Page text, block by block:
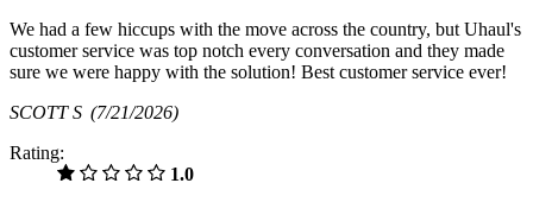
We had a few hiccups with the move across the country, but Uhaul's
customer service was top notch every conversation and they made
sure we were happy with the solution! Best customer service ever!
SCOTT S (7/21/2026)
Rating:
1.0